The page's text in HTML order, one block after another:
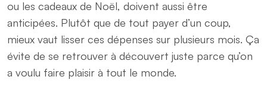
ou les cadeaux de Noël, doivent aussi être
anticipées. Plutôt que de tout payer d’un coup,
mieux vaut lisser ces dépenses sur plusieurs mois. Ça
évite de se retrouver à découvert juste parce qu’on
a voulu faire plaisir à tout le monde.